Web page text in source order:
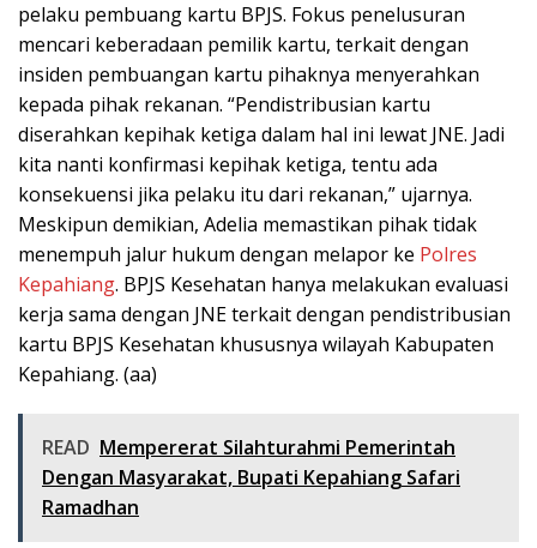
pelaku pembuang kartu BPJS. Fokus penelusuran
mencari keberadaan pemilik kartu, terkait dengan
insiden pembuangan kartu pihaknya menyerahkan
kepada pihak rekanan. “Pendistribusian kartu
diserahkan kepihak ketiga dalam hal ini lewat JNE. Jadi
kita nanti konfirmasi kepihak ketiga, tentu ada
konsekuensi jika pelaku itu dari rekanan,” ujarnya.
Meskipun demikian, Adelia memastikan pihak tidak
menempuh jalur hukum dengan melapor ke Polres
Kepahiang. BPJS Kesehatan hanya melakukan evaluasi
kerja sama dengan JNE terkait dengan pendistribusian
kartu BPJS Kesehatan khususnya wilayah Kabupaten
Kepahiang. (aa)
READ Mempererat Silahturahmi Pemerintah
Dengan Masyarakat, Bupati Kepahiang Safari
Ramadhan